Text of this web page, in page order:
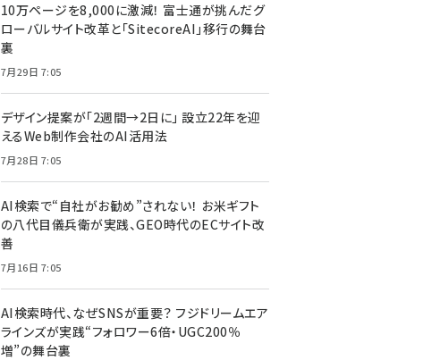
10万ページを8,000に激減！ 富士通が挑んだグ
ローバルサイト改革と「SitecoreAI」移行の舞台
裏
7月29日 7:05
デザイン提案が「2週間→2日に」 設立22年を迎
えるWeb制作会社のAI活用法
7月28日 7:05
AI検索で“自社がお勧め”されない！ お米ギフト
の八代目儀兵衛が実践、GEO時代のECサイト改
善
7月16日 7:05
AI検索時代、なぜSNSが重要？ フジドリームエア
ラインズが実践“フォロワー6倍・UGC200％
増”の舞台裏